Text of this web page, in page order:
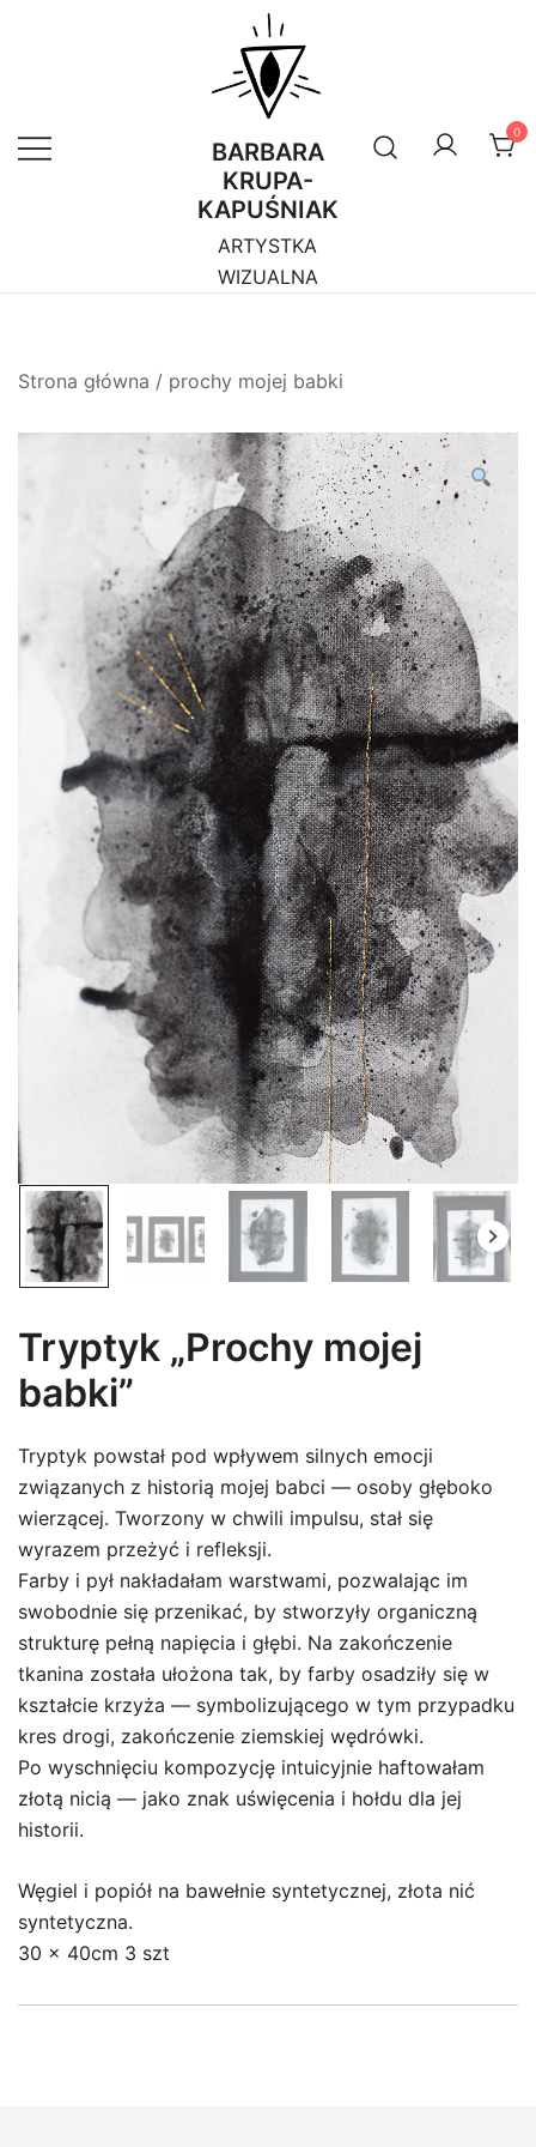
BARBARA
KRUPA-
KAPUŚNIAK
ARTYSTKA
WIZUALNA
0
Strona główna / prochy mojej babki
Tryptyk „Prochy mojej
babki”
Tryptyk powstał pod wpływem silnych emocji
związanych z historią mojej babci — osoby głęboko
wierzącej. Tworzony w chwili impulsu, stał się
wyrazem przeżyć i refleksji.
Farby i pył nakładałam warstwami, pozwalając im
swobodnie się przenikać, by stworzyły organiczną
strukturę pełną napięcia i głębi. Na zakończenie
tkanina została ułożona tak, by farby osadziły się w
kształcie krzyża — symbolizującego w tym przypadku
kres drogi, zakończenie ziemskiej wędrówki.
Po wyschnięciu kompozycję intuicyjnie haftowałam
złotą nicią — jako znak uświęcenia i hołdu dla jej
historii.
Węgiel i popiół na bawełnie syntetycznej, złota nić
syntetyczna.
30 x 40cm 3 szt